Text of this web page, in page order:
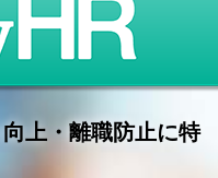
上・離職防止に特